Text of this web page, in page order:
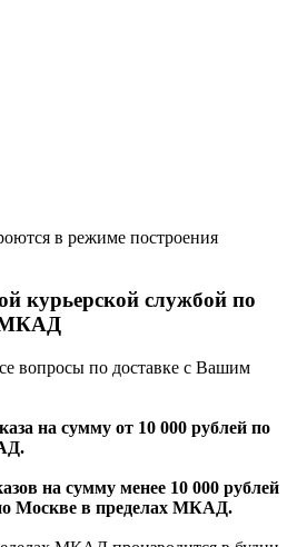
в режиме построения
курьерской службой по
МКАД
вопросы по доставке с Вашим
на сумму от 10 000 рублей по
на сумму менее 10 000 рублей
Москве в пределах МКАД.